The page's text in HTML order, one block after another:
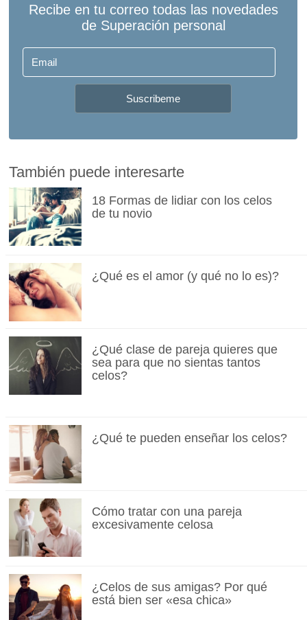
También puede interesarte
18 Formas de lidiar con los celos
de tu novio
¿Qué es el amor (y qué no lo es)?
¿Qué clase de pareja quieres que
sea para que no sientas tantos
celos?
¿Qué te pueden enseñar los celos?
Cómo tratar con una pareja
excesivamente celosa
¿Celos de sus amigas? Por qué
está bien ser «esa chica»